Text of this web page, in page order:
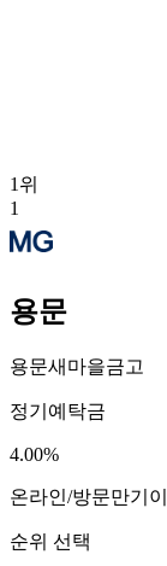
1 위
1
용문
용문새마을금고
정기예탁금
4.00%
온라인/방문만기
순위 선택